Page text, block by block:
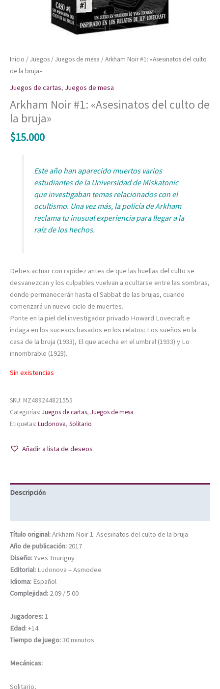
Inicio /Juegos /Juegos de mesa / Arkham Noir #1: «Asesinatos del culto
de la bruja»
Juegos de cartas, Juegos de mesa
Arkham Noir #1: «Asesinatos del culto de
la bruja»
$15.000
Este año han aparecido muertos varios
estudiantes de la Universidad de Miskatonic
que investigaban temas relacionados con el
ocultismo. Una vez más, la policía de Arkham
reclama tu inusual experiencia para llegar a la
raíz de los hechos.
Debes actuar con rapidez antes de que las huellas del culto se
desvanezcan y los culpables vuelvan a ocultarse entre las sombras,
donde permanecerán hasta el Sabbat de las brujas, cuando
comenzará un nuevo ciclo de muertes.
Ponte en la piel del investigador privado Howard Lovecraft e
indaga en los sucesos basados en los relatos: Los sueños en la
casa de la bruja (1933), El que acecha en el umbral (1933) y Lo
innombrable (1923).
Sin existencias
SKU: MZ489244821555
Categorías: Juegos de cartas, Juegos de mesa
Etiquetas: Ludonova, Solitario
Añadir a lista de deseos
Descripción
Título original:Arkham Noir 1: Asesinatos del culto de la bruja
Año de publicación: 2017
Diseño:Yves Tourigny
Editorial: Ludonova – Asmodee
Idioma: Español
Complejidad: 2.09 / 5.00
Jugadores:1
Edad:+14
Tiempo de juego:30 minutos
Mecánicas:
Solitario,